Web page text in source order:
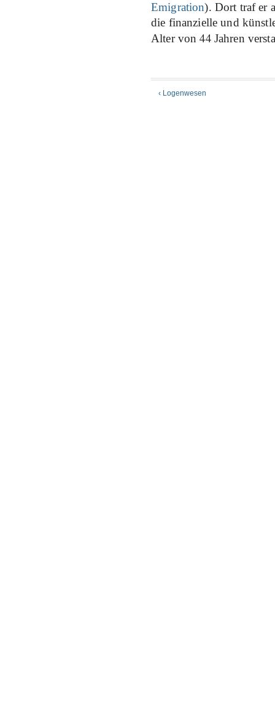
Emigration). Dort traf er
die finanzielle und
Alter von44Jahren
‹ Logenwesen